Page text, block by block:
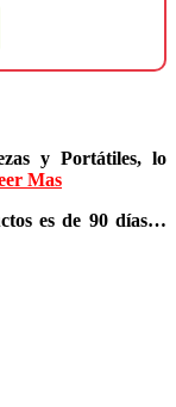
y Portátiles, lo
Mas
es de 90 días…